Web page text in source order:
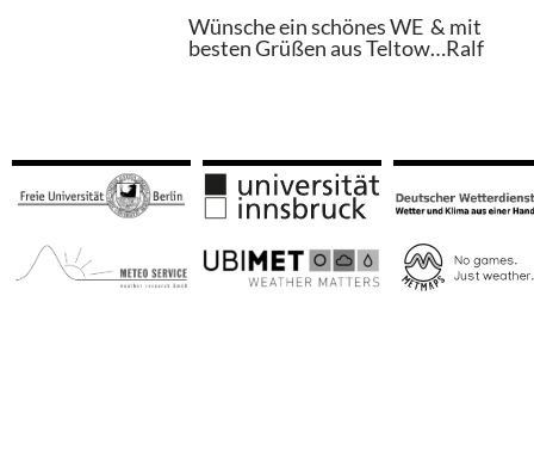
Wünsche ein schönes WE & mit
besten Grüßen aus Teltow…Ralf